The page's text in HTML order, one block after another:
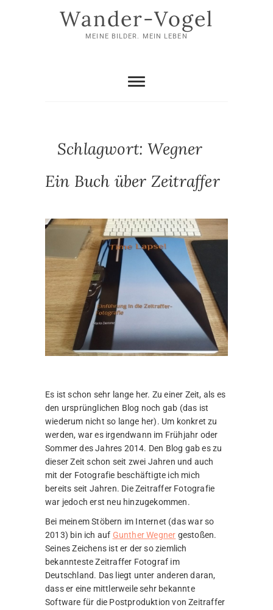
Wander-Vogel
MEINE BILDER. MEIN LEBEN
Schlagwort:Wegner
Ein Buch über Zeitraffer
Es ist schon sehr lange her. Zu einer Zeit, als es
den ursprünglichen Blog noch gab (das ist
wiederum nicht so lange her). Um konkret zu
werden, war es irgendwann im Frühjahr oder
Sommer des Jahres 2014. Den Blog gab es zu
dieser Zeit schon seit zwei Jahren und auch
mit der Fotografie beschäftigte ich mich
bereits seit Jahren. Die Zeitraffer Fotografie
war jedoch erst neu hinzugekommen.
Bei meinem Stöbern im Internet (das war so
2013) bin ich auf Gunther Wegner gestoßen.
Seines Zeichens ist er der so ziemlich
bekannteste Zeitraffer Fotograf im
Deutschland. Das liegt unter anderen daran,
dass er eine mittlerweile sehr bekannte
Software für die Postproduktion von Zeitraffer